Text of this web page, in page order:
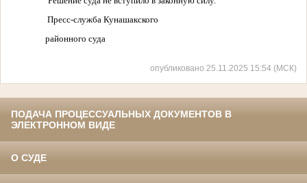
Пресс-служба Кунашакского
районного суда
опубликовано 25.11.2025 15:54 (МСК)
ПОДАЧА ПРОЦЕССУАЛЬНЫХ ДОКУМЕНТОВ В
ЭЛЕКТРОННОМ ВИДЕ
О СУДЕ